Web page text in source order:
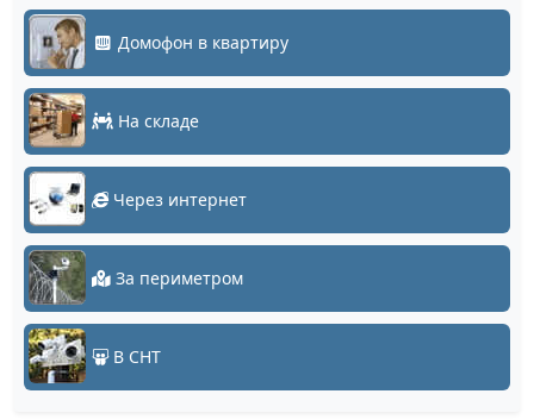
Домофон в квартиру
На складе
Через интернет
За периметром
В СНТ